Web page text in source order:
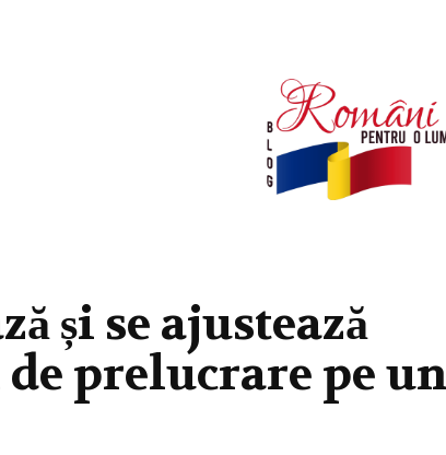
și se ajustează
prelucrare pe un